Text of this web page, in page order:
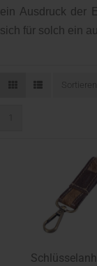
ein Ausdruck der
sich für solch ein